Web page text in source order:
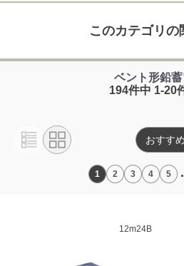
このカテゴリの
ベント形鉛
194件中 1-20
1 2 3 4 5
おすす
12m24B